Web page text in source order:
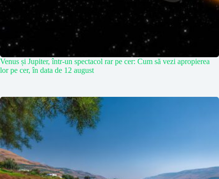
Venus și Jupiter, într-un spectacol rar pe cer: Cum să vezi apropierea
lor pe cer, în data de 12 august